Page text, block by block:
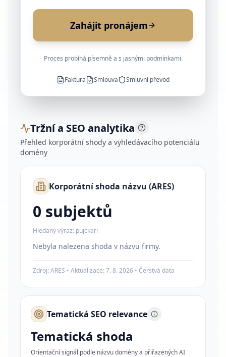
Zahájit pronájem
Proces probíhá písemně a s jasnými podmínkami.
Faktura Smlouva Smluvní převod
Tržní a SEO analytika
Přehled korporátní shody a vyhledávacího potenciálu
domény
Korporátní shoda názvu (ARES)
0 subjektů
Hledaný výraz: pujckari
Nebyla nalezena shoda v názvu firmy.
Zdroj: ARES • Aktualizace:7. 8. 2026 • Čerstvá data
Tematická SEO relevance
Tematická shoda
Orientační signál podle názvu domény a přiřazených AI